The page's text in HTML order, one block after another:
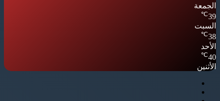
الجمعة
39
℃
السبت
38
℃
الأحد
40
℃
الأثنين